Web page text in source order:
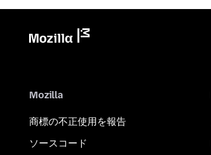
Mozilla
商標の不正使用を報告
ソースコード